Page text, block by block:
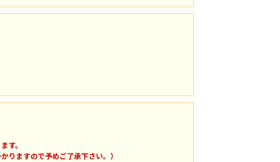
す。
りますので予めご了承下さい。）